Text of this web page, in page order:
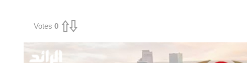
0
Votes